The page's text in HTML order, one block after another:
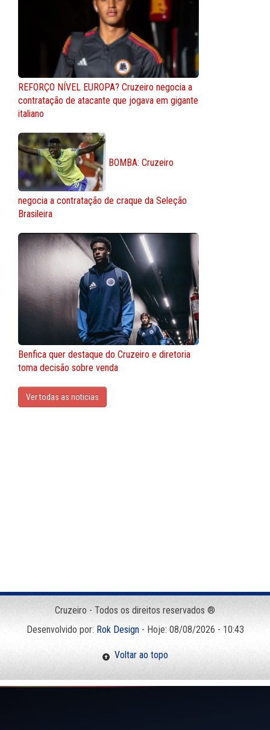
REFORÇO NÍVEL EUROPA? Cruzeiro negocia a
contratação de atacante que jogava em gigante
italiano
BOMBA: Cruzeiro
negocia a contratação de craque da Seleção
Brasileira
Benfica quer destaque do Cruzeiro e diretoria
toma decisão sobre venda
Ver todas as noticias
Cruzeiro - Todos os direitos reservados ®
Desenvolvido por: Rok Design- Hoje: 08/08/2026 - 10:43
Voltar ao topo